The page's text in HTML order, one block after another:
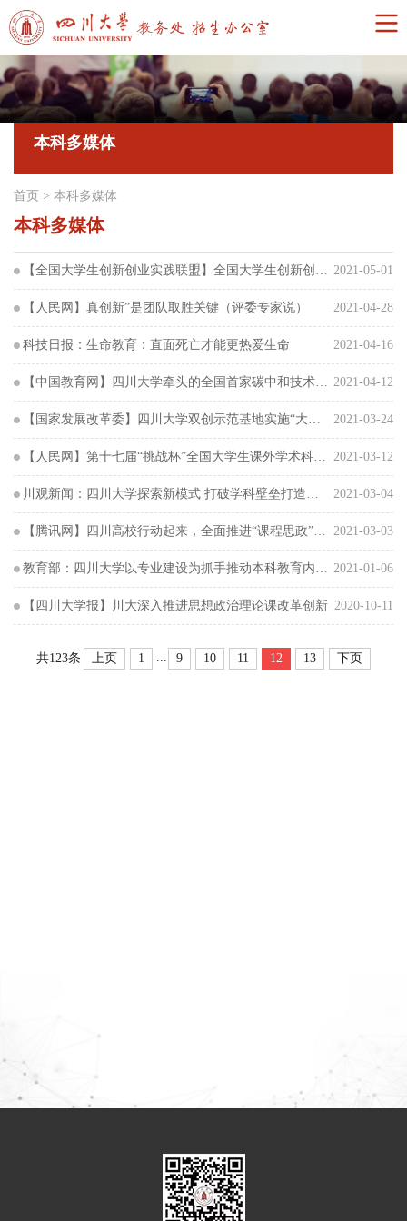
本科多媒体
首页 > 本科多媒体
本科多媒体
2021-05-01
【人民网】真创新”是团队取胜关键（评委专家说） 2021-04-28
科技日报：生命教育：直面死亡才能更热爱生命 2021-04-16
2021-04-12
2021-03-24
2021-03-12
2021-03-04
2021-03-03
2021-01-06
【四川大学报】川大深入推进思想政治理论课改革创新 2020-10-11
共123条 上页 1 9 10 11 12 13 下页